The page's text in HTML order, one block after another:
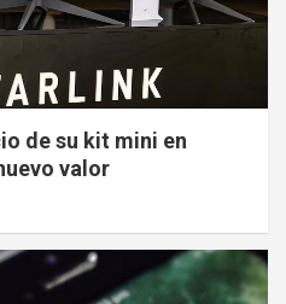
de su kit mini en
valor